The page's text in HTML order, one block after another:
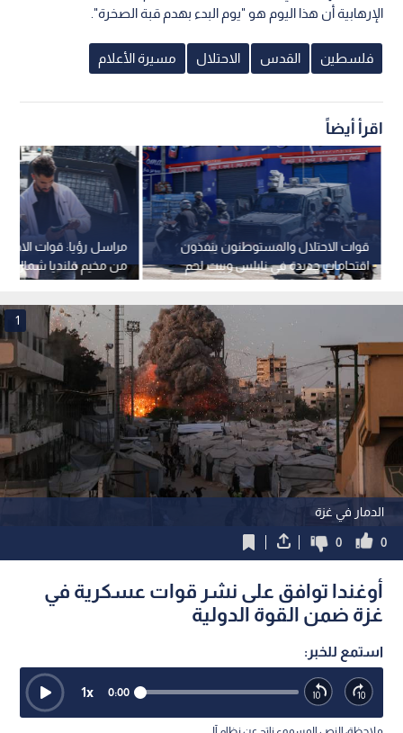
الإرهابية أن هذا اليوم هو "يوم البدء بهدم قبة الصخرة".
فلسطين القدس الاحتلال مسيرة الأعلام
اقرأ أيضاً
مراسل رؤيا: قوات
من مخيم قلنديا شمال
المحتلة
قوات الاحتلال والمستوطنون ينفذون
اقتحامات جديدة في نابلس وبيت لحم
الدمار في غزة
1
0
0
أوغندا توافق على نشر قوات عسكرية في
غزة ضمن القوة الدولية
استمع للخبر:
0:00
1x